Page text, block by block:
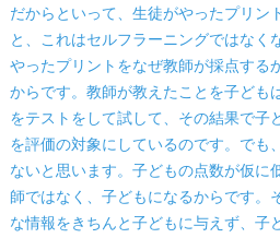
だからといって、生徒がやったプリン
と、これはセルフラーニングではなく
やったプリントをなぜ教師が採点する
からです。教師が教えたことを子ども
をテストをして試して、その結果で子
を評価の対象にしているのです。でも
ないと思います。子どもの点数が仮に
師ではなく、子どもになるからです。
な情報をきちんと子どもに与えず、子